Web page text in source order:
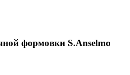
формовки S.Anselmo